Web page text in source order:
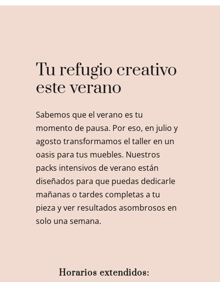
Tu refugio creativo
este verano
Sabemos que el verano es tu
momento de pausa. Por eso, en julio y
agosto transformamos el taller en un
oasis para tus muebles. Nuestros
packs intensivos de verano están
diseñados para que puedas dedicarle
mañanas o tardes completas a tu
pieza y ver resultados asombrosos en
solo una semana.
Horarios extendidos: